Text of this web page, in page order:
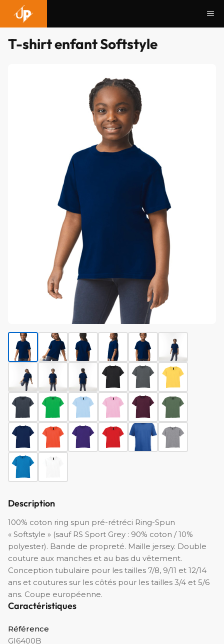
contenu
T-shirt enfant Softstyle
Description
100% coton ring spun pré-rétréci Ring-Spun
« Softstyle » (sauf RS Sport Grey : 90% coton / 10%
polyester). Bande de propreté. Maille jersey. Double
couture aux manches et au bas du vêtement.
Conception tubulaire pour les tailles 7/8, 9/11 et 12/14
ans et coutures sur les côtés pour les tailles 3/4 et 5/6
ans. Coupe européenne.
Caractéristiques
Référence
GI6400B